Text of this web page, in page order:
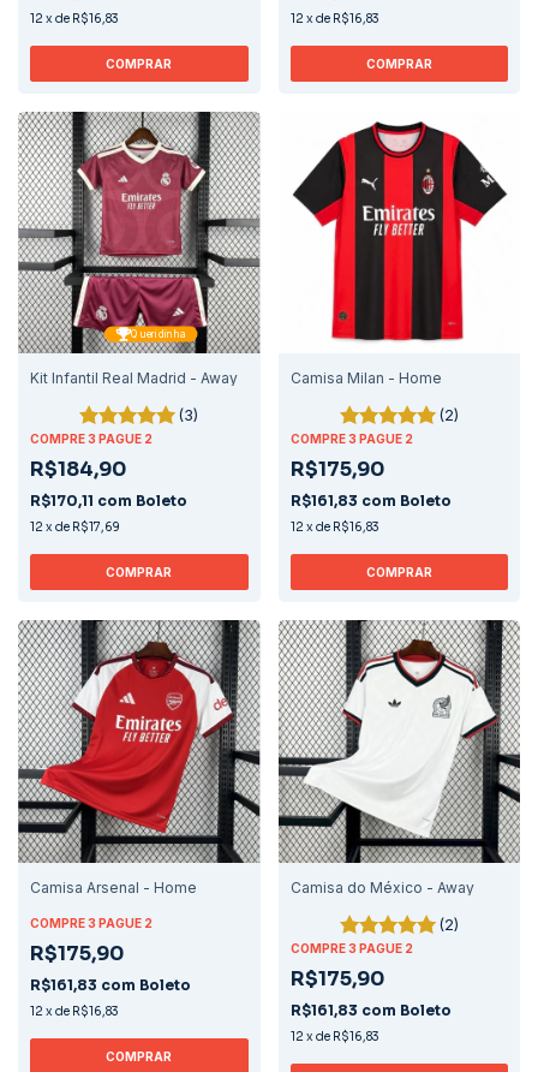
12 x de R$16,83
COMPRAR
12 x de R$16,83
COMPRAR
Queridinha
Kit Infantil Real Madrid - Away
(3)
COMPRE 3 PAGUE 2
R$184,90
R$170,11 com Boleto
12 xde R$17,69
COMPRAR
Camisa Milan - Home
(2)
COMPRE 3 PAGUE 2
R$175,90
R$161,83 com Boleto
12 xde R$16,83
COMPRAR
Camisa Arsenal - Home
COMPRE 3 PAGUE 2
R$175,90
R$161,83 com Boleto
12 x de R$16,83
COMPRAR
Camisa do México - Away
(2)
COMPRE 3 PAGUE 2
R$175,90
R$161,83 com Boleto
12 x de R$16,83